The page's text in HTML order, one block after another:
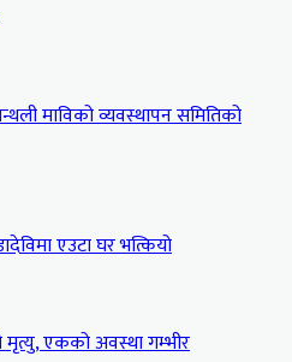
माविको व्यवस्थापन समितिको
एउटा घर भत्कियो
एकको अवस्था गम्भीर